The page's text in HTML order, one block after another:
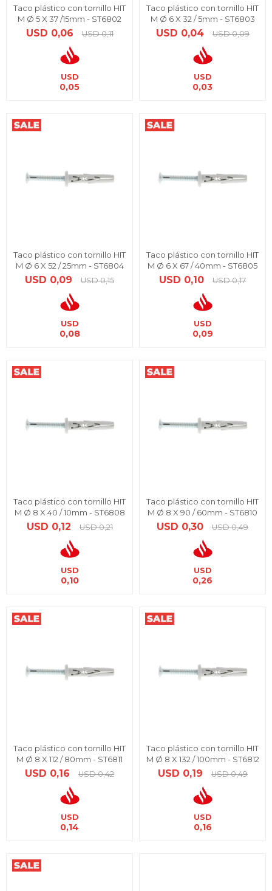
Taco plástico con tornillo HIT
M Ø 5 X 37 /15mm - ST6802
USD 0,06 USD 0,11
USD
0,05
Taco plástico con tornillo HIT
M Ø 6 X 32 / 5mm - ST6803
USD 0,04 USD 0,09
USD
0,03
Taco plástico con tornillo HIT
M Ø 6 X 52 / 25mm - ST6804
USD 0,09 USD 0,15
USD
0,08
Taco plástico con tornillo HIT
M Ø 6 X 67 / 40mm - ST6805
USD 0,10 USD 0,17
USD
0,09
Taco plástico con tornillo HIT
M Ø 8 X 40 / 10mm - ST6808
USD 0,12 USD 0,21
USD
0,10
Taco plástico con tornillo HIT
M Ø 8 X 90 / 60mm - ST6810
USD 0,30 USD 0,49
USD
0,26
Taco plástico con tornillo HIT
M Ø 8 X 112 / 80mm - ST6811
USD 0,16 USD 0,42
USD
0,14
Taco plástico con tornillo HIT
M Ø 8 X 132 / 100mm - ST6812
USD 0,19 USD 0,49
USD
0,16